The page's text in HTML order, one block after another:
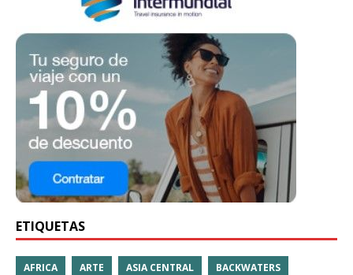
ETIQUETAS
AFRICA ARTE ASIA CENTRAL BACKWATERS